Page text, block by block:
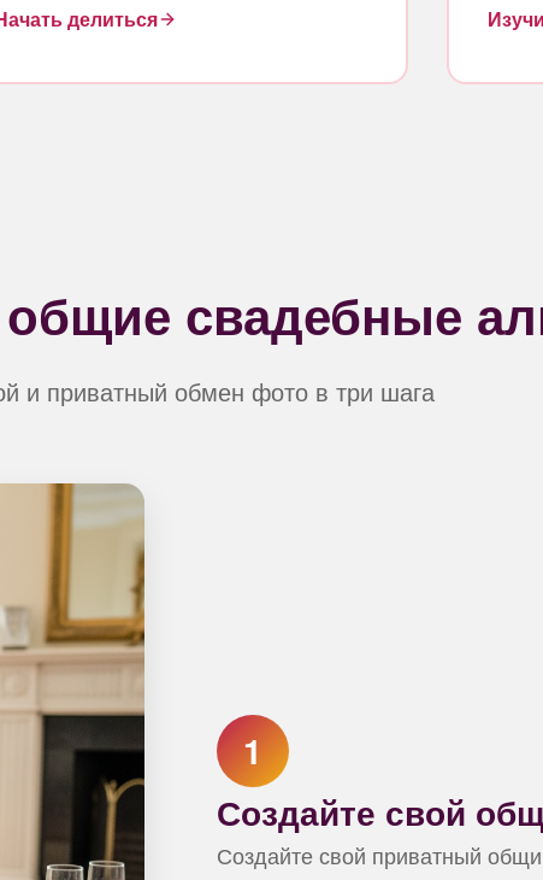
делиться
общие свадебные
и приватный обмен фото в три шага
1
Создайте свой
Создайте свой приватный